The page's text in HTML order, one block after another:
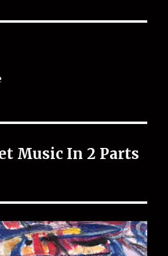
Music In 2 Parts